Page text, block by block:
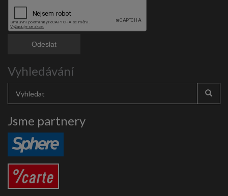
Vyhledávání
Jsme partnery